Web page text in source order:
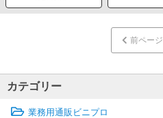
前ペー
カテゴリー
業務用通販ビニプロ